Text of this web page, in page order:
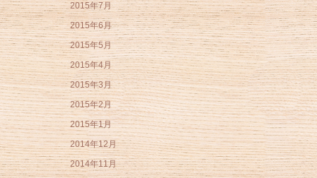
2015年7月
2015年6月
2015年5月
2015年4月
2015年3月
2015年2月
2015年1月
2014年12月
2014年11月